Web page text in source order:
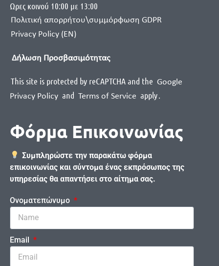
Ωρες κοινού 10:00 με 13:00
Πολιτική απορρήτου\συμμόρφωση GDPR
Privacy Policy (EN)
Δήλωση Προσβασιμότητας
This site is protected by reCAPTCHA and the Google
Privacy Policy and Terms of Service apply.
Φόρμα Επικοινωνίας
Συμπληρώστε την παρακάτω φόρμα
επικοινωνίας και σύντομα ένας εκπρόσωπος της
υπηρεσίας θα απαντήσει στο αίτημα σας.
Ονοματεπώνυμο
Email